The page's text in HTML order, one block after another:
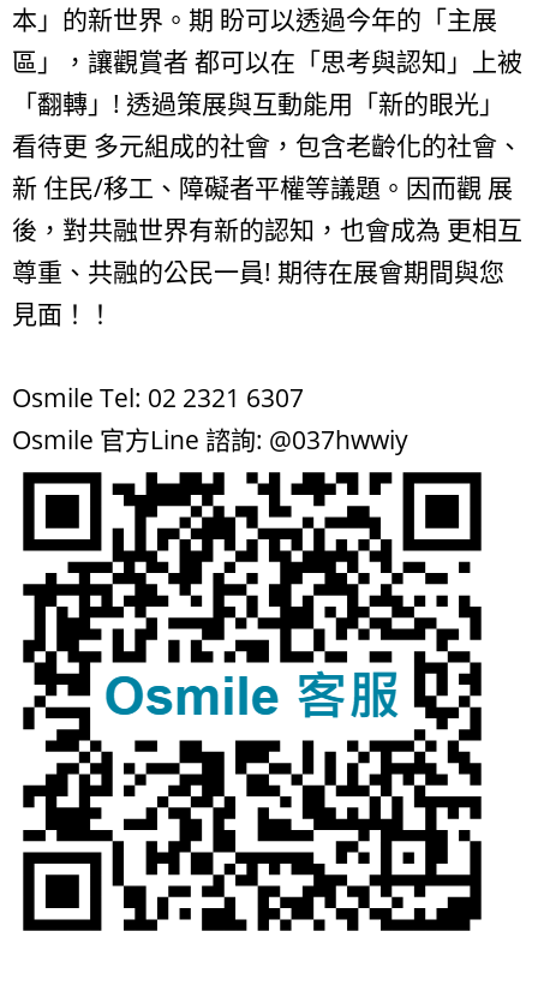
本」的新世界。期 盼可以透過今年的「主展
區」，讓觀賞者 都可以在「思考與認知」上被
「翻轉」! 透過策展與互動能用「新的眼光」
看待更 多元組成的社會，包含老齡化的社會、
新 住⺠/移工、障礙者平權等議題。因而觀 展
後，對共融世界有新的認知，也會成為 更相互
尊重、共融的公⺠一員! 期待在展會期間與您
見面！！
Osmile Tel: 02 2321 6307
Osmile 官方Line 諮詢: @037hwwiy